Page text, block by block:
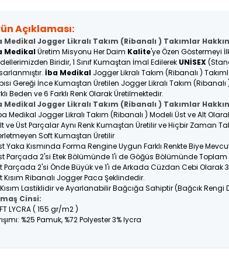
Açıklaması:
Medikal Jogger Likralı Takım (Ribanalı ) Takımlar
MedikalÜretim Misyonu Her Daim Kalite'ye Özen Göstermeyi
Biridir, 1 Sınıf Kumaştan İmal Edilerek UNİSEX
İba Medikal Jogger Likralı Takım (Ribanalı )
Gereği İnce Kumaştan Üretilen Jogger Likralı Takım
Beden ve 6 Farklı Renk Olarak Üretilmektedir.
Medikal Jogger Likralı Takım (Ribanalı ) Takımlar
Medikal Jogger Likralı Takım (Ribanalı ) Modeli Üst ve Alt
ve Üst Parçalar Aynı Renk Kumaştan Üretilir ve Hiçbir Zaman
Soft Kumaştan Üretilir
Yaka Kısmında Forma Rengine Uygun Farklı Renkte Biye
Parçada 2'si Etek Bölümünde 1'i de Göğüs Bölümünde Toplam
Parçada 2'si Önde Büyük ve 1'i de Arkada Cüzdan Cebi Olarak 3
Kısım Ribanalı Jogger Paca Şeklindedir.
Lastiklidir ve Ayarlanabilir Bağcığa Sahiptir (Bağcık Rengi
Cinsi:
LYCRA ( 155 gr/m2 )
%25 Pamuk, %72 Polyester 3% lycra